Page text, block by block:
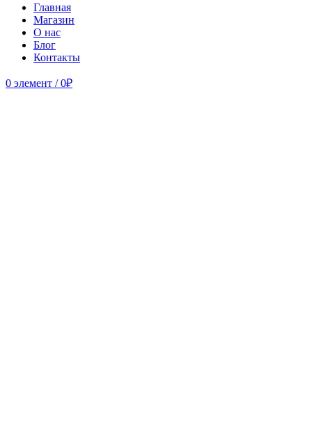
Главная
Магазин
О нас
Блог
Контакты
0 элемент / 0₽